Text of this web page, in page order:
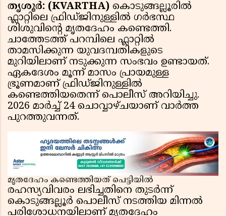
തൃശൂർ: (KVARTHA) കൊടുങ്ങല്ലൂരിൽ
ഫ്ലാറ്റിലെ ഫ്രിഡ്ജിനുള്ളിൽ ഗർഭസ്ഥ
ശിശുവിന്റെ മൃതദേഹം കണ്ടെത്തി.
ചാത്തേടത്ത് പറമ്പിലെ ഫ്ലാറ്റിൽ
താമസിക്കുന്ന യുവദമ്പതികളുടെ
മുറിയിലാണ് നടുക്കുന്ന സംഭവം ഉണ്ടായത്.
ഏകദേശം മൂന്ന് മാസം പ്രായമുള്ള
ഭ്രൂണമാണ് ഫ്രിഡ്ജിനുള്ളിൽ
കണ്ടെത്തിയതെന്ന് പൊലീസ് അറിയിച്ചു.
2026 മാർച്ച് 24 ചൊവ്വാഴ്ചയാണ് വാർത്ത
പുറത്തുവന്നത്.
മൃതദേഹം കണ്ടെത്തിയത് പെട്ടിയിൽ
രഹസ്യവിവരം ലഭിച്ചതിനെ തുടർന്ന്
കൊടുങ്ങല്ലൂർ പൊലീസ് നടത്തിയ മിന്നൽ
പരിശോധനയിലാണ് മൃതദേഹം